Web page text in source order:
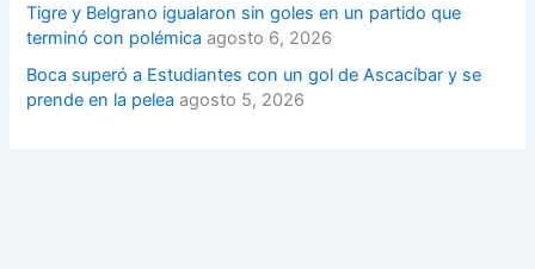
Tigre y Belgrano igualaron sin goles en un partido que
terminó con polémica agosto 6, 2026
Boca superó a Estudiantes con un gol de Ascacíbar y se
prende en la pelea agosto 5, 2026